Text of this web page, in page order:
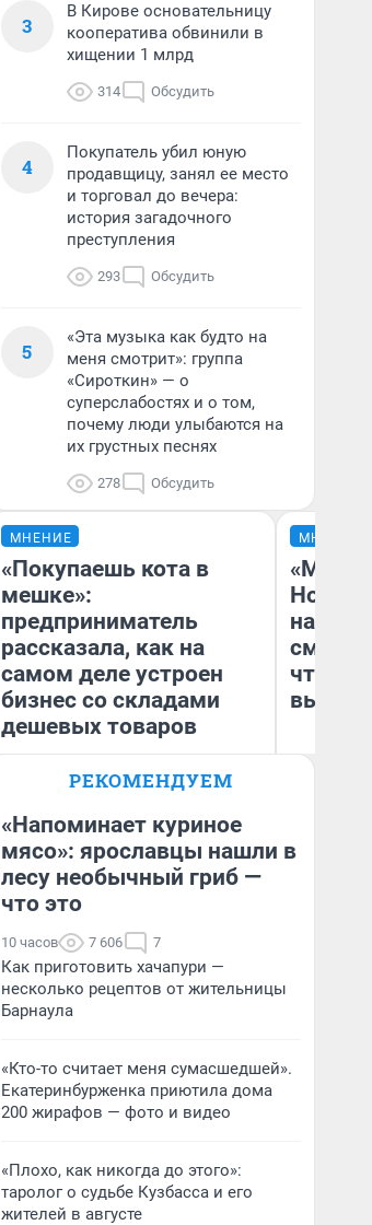
3
В Кирове основательницу
кооператива обвинили в
хищении 1 млрд
314 Обсудить
4
Покупатель убил юную
продавщицу, занял ее место
и торговал до вечера:
история загадочного
преступления
293 Обсудить
5
«Эта музыка как будто на
меня смотрит»: группа
«Сироткин» — о
суперслабостях и о том,
почему люди улыбаются на
их грустных песнях
278 Обсудить
МНЕНИЕ
«Покупаешь кота в
мешке»:
предприниматель
рассказала, как на
самом деле устроен
бизнес со складами
дешевых товаров
Наталья Шорохова
деньги соцразвития
МНЕНИЕ
«Мы
чтобы
РЕКОМЕНДУЕМ
«Напоминает куриное
мясо»: ярославцы нашли в
лесу необычный гриб —
что это
10 часов 7 606 7
Как приготовить хачапури —
несколько рецептов от жительницы
Барнаула
«Кто-то считает меня сумасшедшей».
Екатеринбурженка приютила дома
200 жирафов — фото и видео
«Плохо, как никогда до этого»:
таролог о судьбе Кузбасса и его
жителей в августе